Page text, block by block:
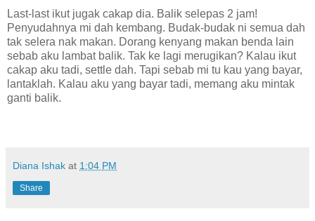
Last-last ikut jugak cakap dia. Balik selepas 2 jam!
Penyudahnya mi dah kembang. Budak-budak ni semua dah
tak selera nak makan. Dorang kenyang makan benda lain
sebab aku lambat balik. Tak ke lagi merugikan? Kalau ikut
cakap aku tadi, settle dah. Tapi sebab mi tu kau yang bayar,
lantaklah. Kalau aku yang bayar tadi, memang aku mintak
ganti balik.
Diana Ishak at 1:04 PM
Share